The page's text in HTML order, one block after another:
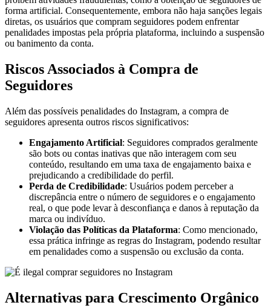
forma artificial. Consequentemente, embora não haja sanções legais
diretas, os usuários que compram seguidores podem enfrentar
penalidades impostas pela própria plataforma, incluindo a suspensão
ou banimento da conta.
Riscos Associados à Compra de
Seguidores
Além das possíveis penalidades do Instagram, a compra de
seguidores apresenta outros riscos significativos:
Engajamento Artificial: Seguidores comprados geralmente
são bots ou contas inativas que não interagem com seu
conteúdo, resultando em uma taxa de engajamento baixa e
prejudicando a credibilidade do perfil.
Perda de Credibilidade: Usuários podem perceber a
discrepância entre o número de seguidores e o engajamento
real, o que pode levar à desconfiança e danos à reputação da
marca ou indivíduo.
Violação das Políticas da Plataforma: Como mencionado,
essa prática infringe as regras do Instagram, podendo resultar
em penalidades como a suspensão ou exclusão da conta.
Alternativas para Crescimento Orgânico